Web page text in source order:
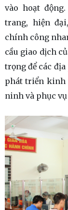
vào hoạt
trang, hiện
chính công
cầu giao dịch
trọng để các
phát triển kinh
ninh và phục